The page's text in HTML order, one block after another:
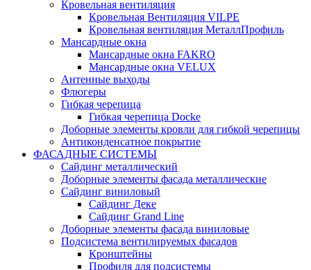
Кровельная вентиляция
Кровельная Вентиляция VILPE
Кровельная вентиляция МеталлПрофиль
Мансардные окна
Мансардные окна FAKRO
Мансардные окна VELUX
Антенные выходы
Флюгеры
Гибкая черепица
Гибкая черепица Docke
Доборные элементы кровли для гибкой черепицы
Антиконденсатное покрытие
ФАСАДНЫЕ СИСТЕМЫ
Сайдинг металлический
Доборные элементы фасада металлические
Сайдинг виниловый
Сайдинг Деке
Сайдинг Grand Line
Доборные элементы фасада виниловые
Подсистема вентилируемых фасадов
Кронштейны
Профиля для подсистемы